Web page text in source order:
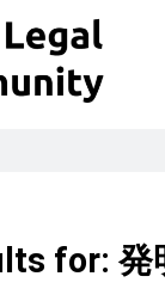
for: 発